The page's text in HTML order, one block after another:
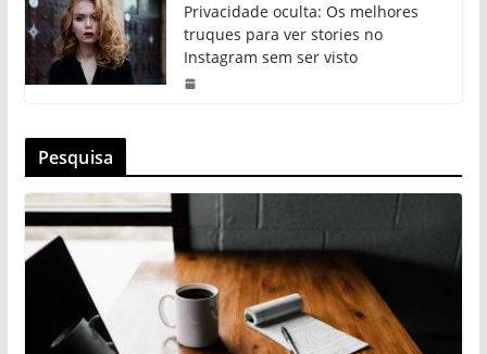
Privacidade oculta: Os melhores
truques para ver stories no
Instagram sem ser visto
Pesquisa